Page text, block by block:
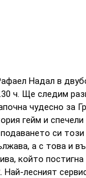
Надал в
ч. Ще следим
чудесно за
гейм и
си
а с това и
който
Най-лесният